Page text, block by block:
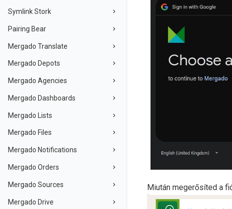
Symlink Stork
Pairing Bear
Mergado Translate
Mergado Depots
Mergado Agencies
Mergado Dashboards
Mergado Lists
Mergado Files
Mergado Notifications
Mergado Orders
Mergado Sources
Mergado Drive
Miután megerősíted a